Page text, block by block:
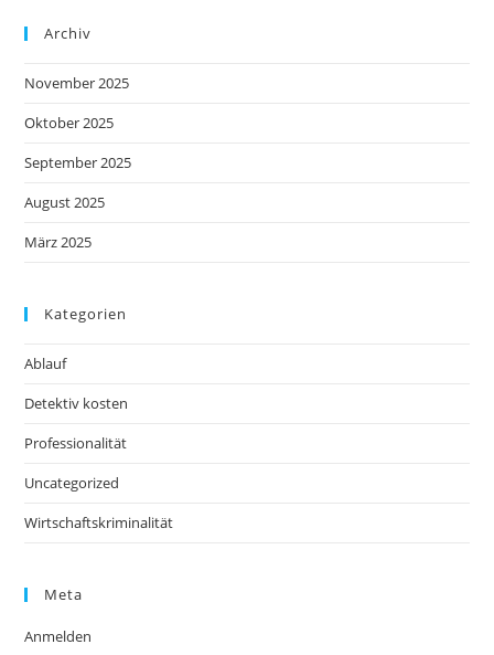
Archiv
November 2025
Oktober 2025
September 2025
August 2025
März 2025
Kategorien
Ablauf
Detektiv kosten
Professionalität
Uncategorized
Wirtschaftskriminalität
Meta
Anmelden